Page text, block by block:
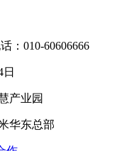
：010-60606666
产业园
华东总部